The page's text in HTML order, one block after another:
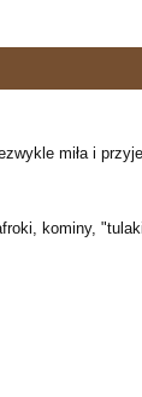
miła i
kominy,